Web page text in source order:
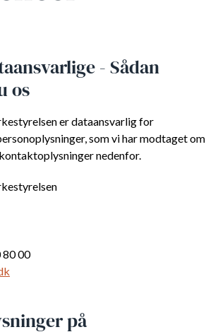
- Sådan
os
er dataansvarlig for
som vi har modtaget om
nedenfor.
80 00
på